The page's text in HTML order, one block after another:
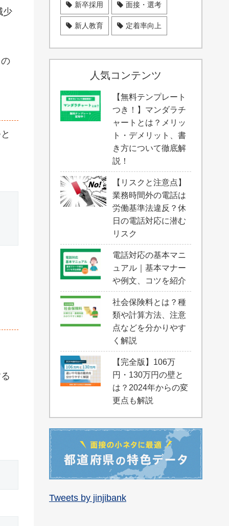
少
新卒採用 面接・選考
新人教育 定着率向上
人気コンテンツ
【無料テンプレート
つき！】マンダラチ
ャートとは？メリッ
ト・デメリット、書
き方について徹底解
説！
【リスクと注意点】
業務時間外の電話は
労働基準法違反？休
日の電話対応に潜む
リスク
電話対応の基本マニ
ュアル｜基本マナー
や例文、コツを紹介
社会保険料とは？種
類や計算方法、注意
点などを分かりやす
く解説
【完全版】106万
円・130万円の壁と
は？2024年からの変
更点も解説
Tweets by jinjibank